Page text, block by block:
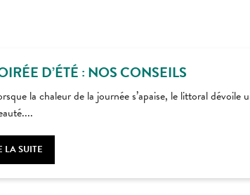
D’ÉTÉ : NOS CONSEILS
la chaleur de la journée s’apaise, le littoral dévoile
LA SUITE